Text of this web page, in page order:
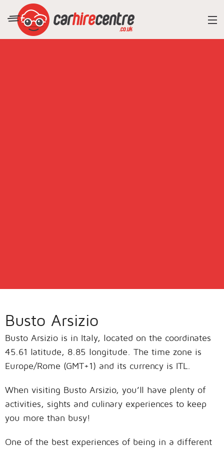
Busto Arsizio
Busto Arsizio is in Italy, located on the coordinates
45.61 latitude, 8.85 longitude. The time zone is
Europe/Rome (GMT+1) and its currency is ITL.
When visiting Busto Arsizio, you’ll have plenty of
activities, sights and culinary experiences to keep
you more than busy!
One of the best experiences of being in a different